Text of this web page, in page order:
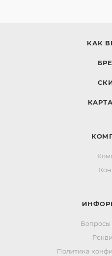
КАК
Вопросы
Политика